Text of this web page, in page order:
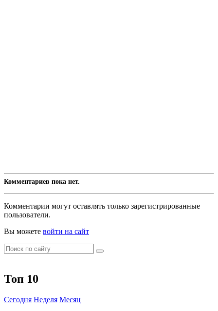
Комментариев пока нет.
Комментарии могут оставлять только зарегистрированные
пользователи.
Вы можете войти на сайт
Топ 10
Сегодня Неделя Месяц